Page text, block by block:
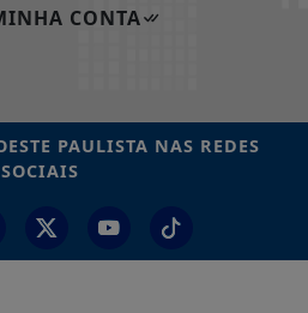
CONTA
PAULISTA NAS REDES
SOCIAIS